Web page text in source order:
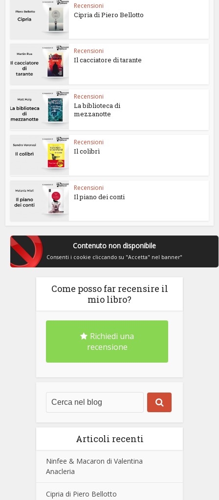
Recensioni
Cipria di Piero Bellotto
Recensioni
Il cacciatore di tarante
Recensioni
La biblioteca di
mezzanotte
Recensioni
Il colibrì
Recensioni
Il piano dei conti
Contenuto non disponibile
Consenti i cookie cliccando su "Accetta" nel banner"
Come posso far recensire il
mio libro?
Richiedi una
recensione
Articoli recenti
Ninfee & Macaron di Valentina
Anacleria
Cipria di Piero Bellotto